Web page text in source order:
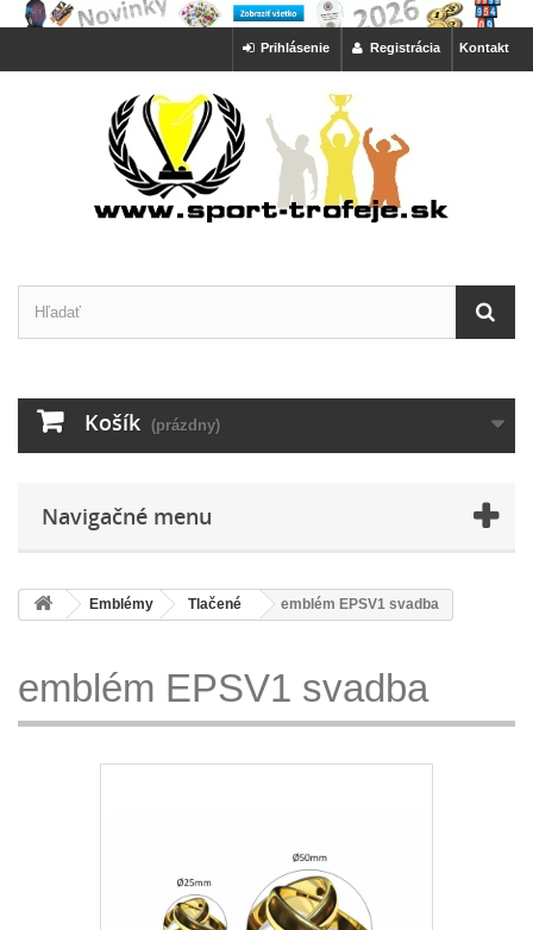
Kontakt
Registrácia
Prihlásenie
Košík (prázdny)
Navigačné menu
Emblémy Tlačené emblém EPSV1 svadba
emblém EPSV1 svadba